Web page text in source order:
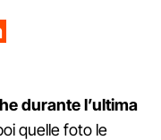
durante l’ultima
quelle foto le